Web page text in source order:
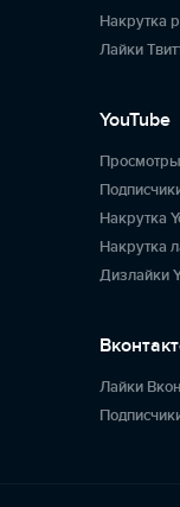
Накрутка
Лайки
YouTube
Накрутка
Накрутка
Дизлайки
Лайки